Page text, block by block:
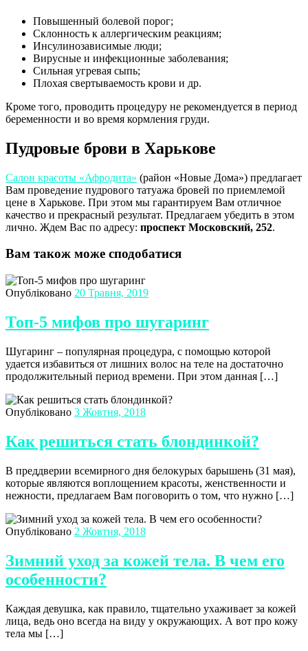
Повышенный болевой порог;
Склонность к аллергическим реакциям;
Инсулинозависимые люди;
Вирусные и инфекционные заболевания;
Сильная угревая сыпь;
Плохая свертываемость крови и др.
Кроме того, проводить процедуру не рекомендуется в период
беременности и во время кормления груди.
Пудровые брови в Харькове
Салон красоты «Афродита» (район «Новые Дома») предлагает
Вам проведение пудрового татуажа бровей по приемлемой
цене в Харькове. При этом мы гарантируем Вам отличное
качество и прекрасный результат. Предлагаем убедить в этом
лично. Ждем Вас по адресу: проспект Московский, 252.
Вам також може сподобатися
Опубліковано 20 Травня, 2019
Топ-5 мифов про шугаринг
Шугаринг – популярная процедура, с помощью которой
удается избавиться от лишних волос на теле на достаточно
продолжительный период времени. При этом данная […]
Опубліковано 3 Жовтня, 2018
Как решиться стать блондинкой?
В преддверии всемирного дня белокурых барышень (31 мая),
которые являются воплощением красоты, женственности и
нежности, предлагаем Вам поговорить о том, что нужно […]
Опубліковано 2 Жовтня, 2018
Зимний уход за кожей тела. В чем его
особенности?
Каждая девушка, как правило, тщательно ухаживает за кожей
лица, ведь оно всегда на виду у окружающих. А вот про кожу
тела мы […]